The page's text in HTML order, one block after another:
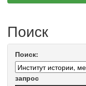
Поиск
Поиск:
запрос